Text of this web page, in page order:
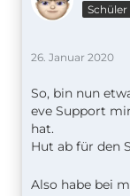
Schüler
26. Januar 2020
So, bin nun
eve Support
hat.
Hut ab für den
Also habe bei